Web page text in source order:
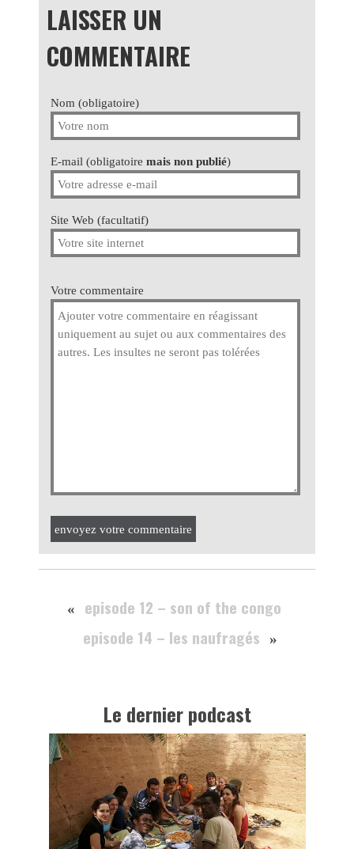
LAISSER UN
COMMENTAIRE
Nom (obligatoire)
E-mail (obligatoire mais non publié)
Site Web (facultatif)
Votre commentaire
envoyez votre commentaire
«
episode 12 – son of the congo
episode 14 – les naufragés
»
Le dernier podcast